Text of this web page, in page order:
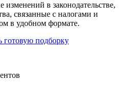
в законодательстве,
связанные с налогами и
в удобном формате.
готовую подборку